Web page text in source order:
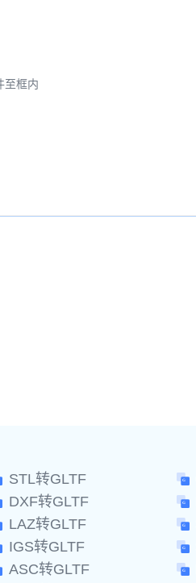
至框内
STL转GLTF
DXF转GLTF
LAZ转GLTF
IGS转GLTF
ASC转GLTF